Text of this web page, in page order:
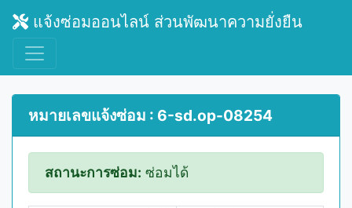
แจ้งซ่อมออนไลน์ ส่วนพัฒนาความยั่งยืน
หมายเลขแจ้งซ่อม : 6-sd.op-08254
สถานะการซ่อม: ซ่อมได้